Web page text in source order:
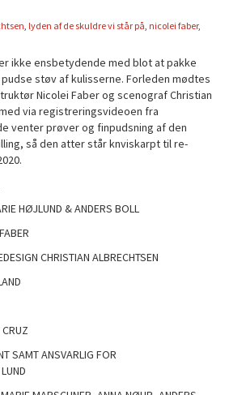
, lyden af de skuldre vi står på, nicolei faber,
ikke ensbetydende med blot at pakke
støv af kulisserne. Forleden mødtes
Nicolei Faber og scenograf Christian
via registreringsvideoen fra
venter prøver og finpudsning af den
så den atter står knviskarpt til re-
HØJLUND & ANDERS BOLL
CHRISTIAN ALBRECHTSEN
SAMT ANSVARLIG FOR